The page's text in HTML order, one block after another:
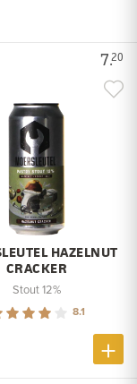
7.20
HAZELNUT
CRACKER
Stout 12%
8.1